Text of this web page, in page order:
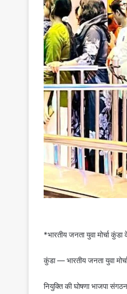
*भारतीय जनता युवा मोर्चा
कुंडा — भारतीय जनता युवा
नियुक्ति की घोषणा भाजपा